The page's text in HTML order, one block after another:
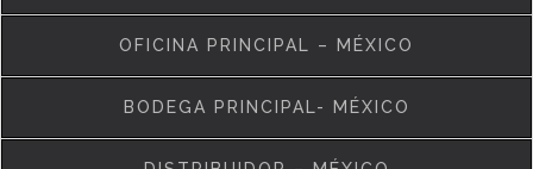
OFICINA PRINCIPAL – MÉXICO
BODEGA PRINCIPAL- MÉXICO